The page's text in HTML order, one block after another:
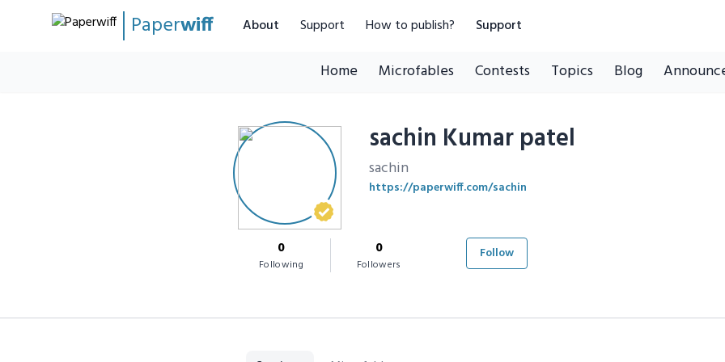
Paperwiff About Support How to publish? Support
Home Microfables Contests Topics Blog
sachin Kumar patel
sachin
https://paperwiff.com/sachin
0
Following
0
Followers
Follow